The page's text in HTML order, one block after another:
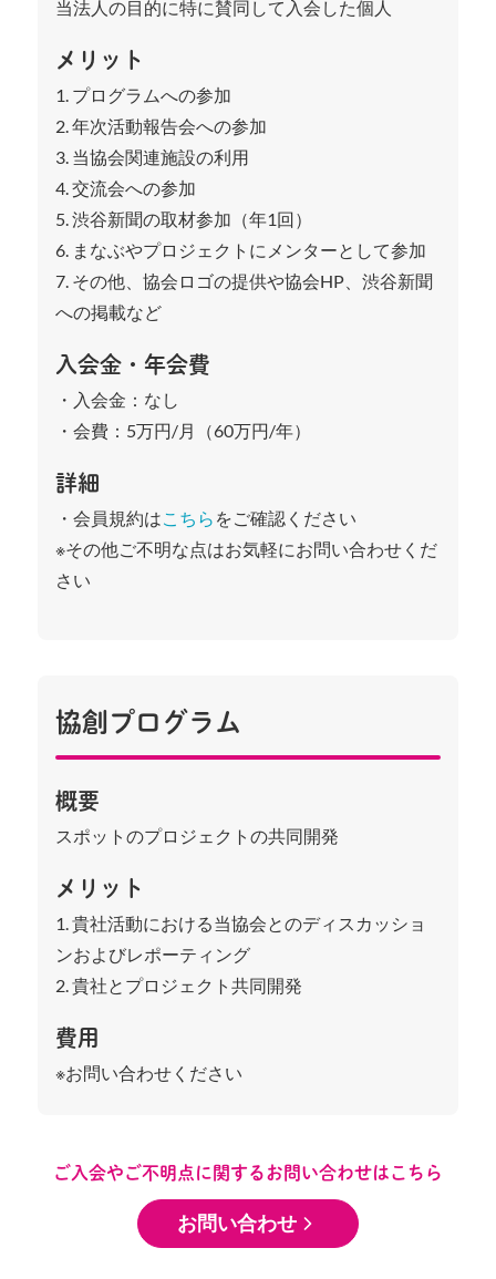
当法人の目的に特に賛同して入会した個人
メリット
1. プログラムへの参加
2. 年次活動報告会への参加
3. 当協会関連施設の利用
4. 交流会への参加
5. 渋谷新聞の取材参加（年1回）
6. まなぶやプロジェクトにメンターとして参加
7. その他、協会ロゴの提供や協会HP、渋谷新聞
への掲載など
入会金・年会費
・入会金：なし
・会費：5万円/月（60万円/年）
詳細
・会員規約はこちら をご確認ください
※その他ご不明な点はお気軽にお問い合わせくだ
さい
協創プログラム
概要
スポットのプロジェクトの共同開発
メリット
1. 貴社活動における当協会とのディスカッショ
ンおよびレポーティング
2. 貴社とプロジェクト共同開発
費用
※お問い合わせください
ご入会やご不明点に関するお問い合わせはこちら
お問い合わせ